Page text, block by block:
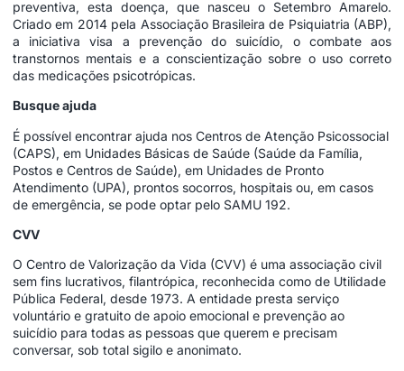
preventiva, esta doença, que nasceu o Setembro Amarelo.
Criado em 2014 pela Associação Brasileira de Psiquiatria (ABP),
a iniciativa visa a prevenção do suicídio, o combate aos
transtornos mentais e a conscientização sobre o uso correto
das medicações psicotrópicas.
Busque ajuda
É possível encontrar ajuda nos Centros de Atenção Psicossocial
(CAPS), em Unidades Básicas de Saúde (Saúde da Família,
Postos e Centros de Saúde), em Unidades de Pronto
Atendimento (UPA), prontos socorros, hospitais ou, em casos
de emergência, se pode optar pelo SAMU 192.
CVV
O Centro de Valorização da Vida (CVV) é uma associação civil
sem fins lucrativos, filantrópica, reconhecida como de Utilidade
Pública Federal, desde 1973. A entidade presta serviço
voluntário e gratuito de apoio emocional e prevenção ao
suicídio para todas as pessoas que querem e precisam
conversar, sob total sigilo e anonimato.